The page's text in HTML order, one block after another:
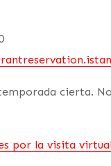
cierta.
por la visita